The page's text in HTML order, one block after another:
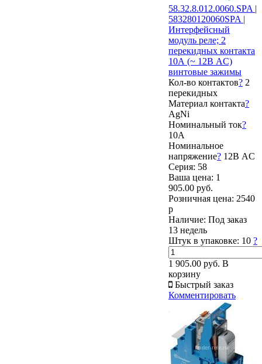
58.32.8.012.0060.SPA |
583280120060SPA |
Интерфейсный
модуль реле; 2
перекидных контакта
10А (~ 12В AC)
винтовые зажимы
Кол-во контактов? 2
перекидных
Материал контакта?
AgNi
Номинальный ток?
10А
Номинальное
напряжение? 12В AC
Серия: 58
Ваша цена: 1
905.00 руб.
Розничная цена: 2540
р
Наличие: Под заказ
13 недель
Штук в упаковке: 10 ?
1 905.00 руб. В
корзину
Быстрый заказ
Комментировать